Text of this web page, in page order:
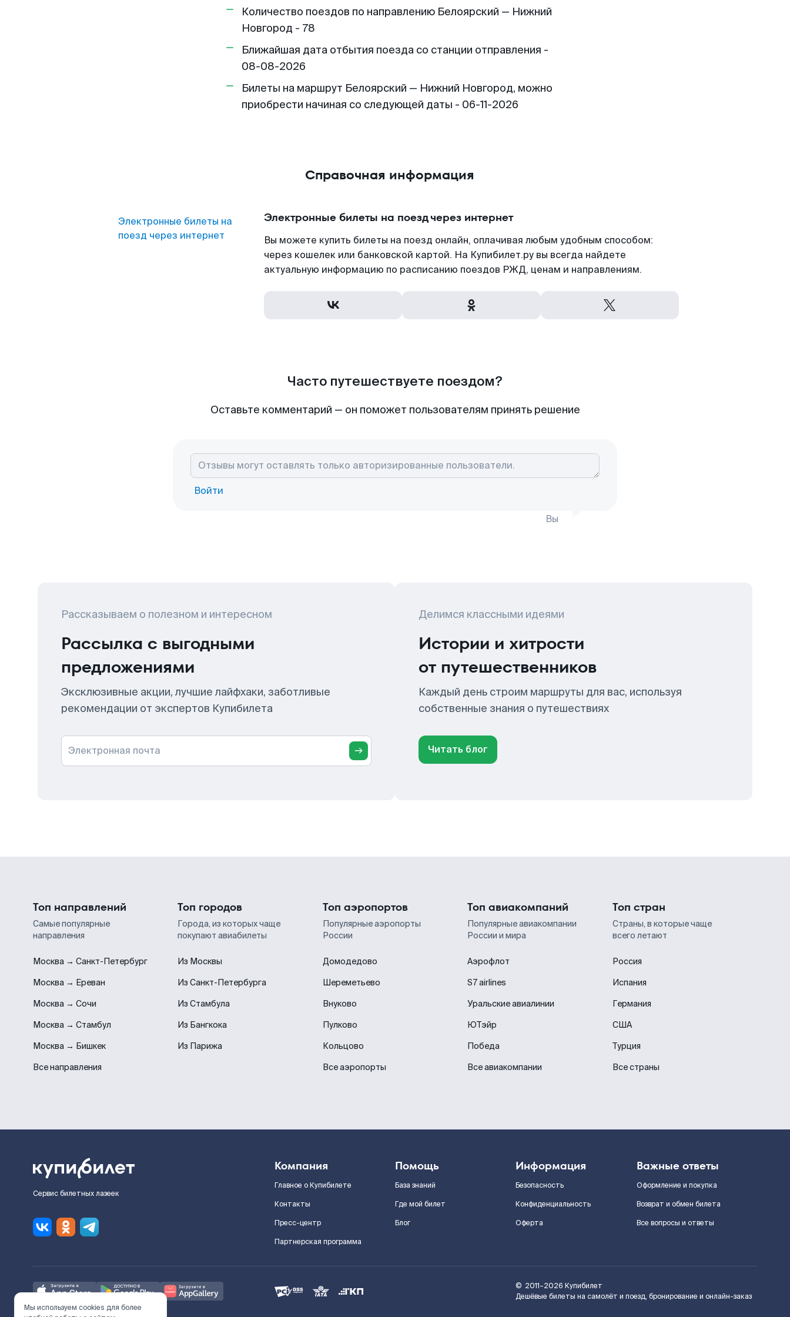
Количество поездов по направлению Белоярский — Нижний
Новгород - 78
Ближайшая дата отбытия поезда со станции отправления -
08-08-2026
Билеты на маршрут Белоярский — Нижний Новгород, можно
приобрести начиная со следующей даты - 06-11-2026
Справочная информация
Электронные билеты на
поезд через интернет
Электронные билеты на поезд через интернет
Вы можете купить билеты на поезд онлайн, оплачивая любым удобным способом:
через кошелек или банковской картой. На Купибилет.ру вы всегда найдете
актуальную информацию по расписанию поездов РЖД, ценам и направлениям.
Часто путешествуете поездом?
Оставьте комментарий — он поможет пользователям принять решение
Войти
Вы
Рассказываем о полезном и интересном
Рассылка с выгодными
предложениями
Эксклюзивные акции, лучшие лайфхаки, заботливые
рекомендации от экспертов Купибилета
Электронная почта
Делимся классными идеями
Истории и хитрости
от путешественников
Каждый день строим маршруты для вас, используя
собственные знания о путешествиях
Читать блог
Топ направлений
Самые популярные
направления
Москва → Санкт-Петербург
Москва → Ереван
Москва → Сочи
Москва → Стамбул
Москва → Бишкек
Все направления
Топ городов
Города, из которых чаще
покупают авиабилеты
Из Москвы
Из Санкт-Петербурга
Из Стамбула
Из Бангкока
Из Парижа
Топ аэропортов
Популярные аэропорты
России
Домодедово
Шереметьево
Внуково
Пулково
Кольцово
Все аэропорты
Топ авиакомпаний
Популярные авиакомпании
России и мира
Аэрофлот
S7 airlines
Уральские авиалинии
ЮТэйр
Победа
Все авиакомпании
Топ стран
Страны, в которые чаще
всего летают
Россия
Испания
Германия
США
Турция
Все страны
Сервис билетных лазеек
Компания
Главное о Купибилете
Контакты
Пресс-центр
Партнерская программа
Помощь
База знаний
Где мой билет
Блог
Информация
Безопасность
Конфиденциальность
Оферта
Важные ответы
Оформление и покупка
Возврат и обмен билета
Все вопросы и ответы
© 2011–2026 Купибилет
Дешёвые билеты на самолёт и поезд, бронирование и онлайн-заказ
Мы используем cookies для более